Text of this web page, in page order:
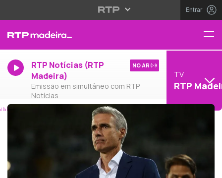
Entrar
RTP Notícias (RTP
Madeira)
Emissão em simultâneo com RTP
Notícias
NO AR
TV
RTP